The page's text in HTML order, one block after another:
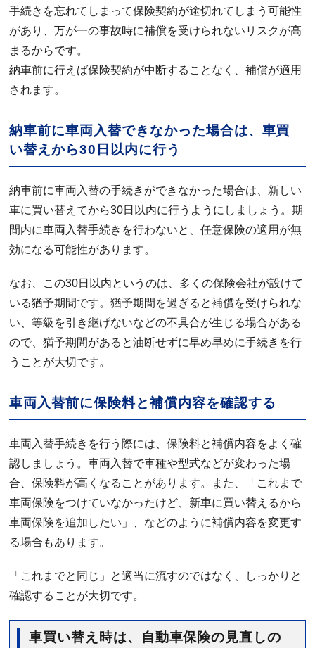
手続きを忘れてしまって保険契約が途切れてしまう可能性
があり、万が一の事故時に補償を受けられないリスクが高
まるからです。
納車前に行えば保険契約が中断することなく、補償が適用
されます。
納車前に車両入替できなかった場合は、車買
い替えから30日以内に行う
納車前に車両入替の手続きができなかった場合は、新しい
車に買い替えてから30日以内に行うようにしましょう。期
間内に車両入替手続きを行わないと、任意保険の適用が無
効になる可能性があります。
なお、この30日以内というのは、多くの保険会社が設けて
いる猶予期間です。猶予期間を過ぎると補償を受けられな
い、等級を引き継げないなどの不具合が生じる場合がある
ので、猶予期間があると油断せずに早め早めに手続きを行
うことが大切です。
車両入替前に保険料と補償内容を確認する
車両入替手続きを行う際には、保険料と補償内容をよく確
認しましょう。車両入替で車種や型式などが変わった場
合、保険料が高くなることがあります。また、「これまで
車両保険をつけていなかったけど、新車に買い替えるから
車両保険を追加したい」、などのように補償内容を変更す
る場合もあります。
「これまでと同じ」と適当に流すのではなく、しっかりと
確認することが大切です。
車買い替え時は、自動車保険の見直しの